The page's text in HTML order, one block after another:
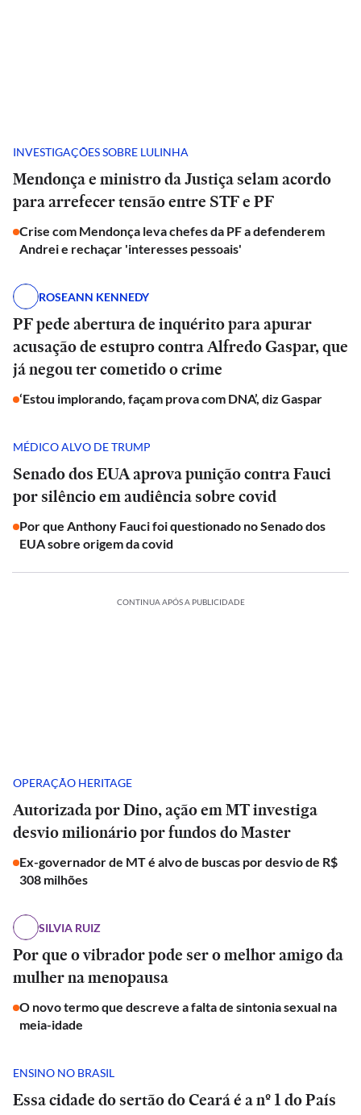
INVESTIGAÇÕES SOBRE LULINHA
Mendonça e ministro da Justiça selam acordo
para arrefecer tensão entre STF e PF
Crise com Mendonça leva chefes da PF a defenderem
Andrei e rechaçar 'interesses pessoais'
ROSEANN KENNEDY
PF pede abertura de inquérito para apurar
acusação de estupro contra Alfredo Gaspar, que
já negou ter cometido o crime
‘Estou implorando, façam prova com DNA’, diz Gaspar
MÉDICO ALVO DE TRUMP
Senado dos EUA aprova punição contra Fauci
por silêncio em audiência sobre covid
Por que Anthony Fauci foi questionado no Senado dos
EUA sobre origem da covid
CONTINUA APÓS A PUBLICIDADE
OPERAÇÃO HERITAGE
Autorizada por Dino, ação em MT investiga
desvio milionário por fundos do Master
Ex-governador de MT é alvo de buscas por desvio de R$
308 milhões
SILVIA RUIZ
Por que o vibrador pode ser o melhor amigo da
mulher na menopausa
O novo termo que descreve a falta de sintonia sexual na
meia-idade
ENSINO NO BRASIL
Essa cidade do sertão do Ceará é a nº 1 do País